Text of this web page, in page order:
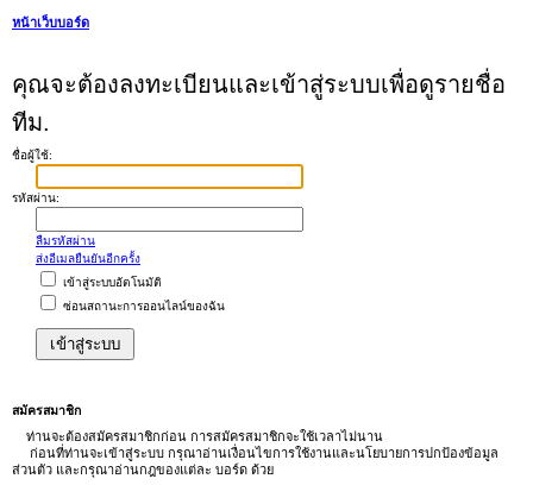
หน้าเว็บบอร์ด
คุณจะต้องลงทะเบียนและเข้าสู่ระบบเพื่อดูรายชื่อ
ทีม.
ชื่อผู้ใช้:
รหัสผ่าน:
ลืมรหัสผ่าน
ส่งอีเมลยืนยันอีกครั้ง
เข้าสู่ระบบอัตโนมัติ
ซ่อนสถานะการออนไลน์ของฉัน
สมัครสมาชิก
ท่านจะต้องสมัครสมาชิกก่อน การสมัครสมาชิกจะใช้เวลาไม่นาน
ก่อนที่ท่านจะเข้าสู่ระบบ กรุณาอ่านเงื่อนไขการใช้งานและนโยบายการปกป้องข้อมูล
ส่วนตัว และกรุณาอ่านกฎของแต่ละ บอร์ด ด้วย